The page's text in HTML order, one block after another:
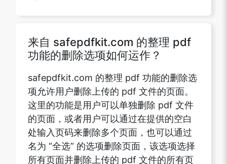
来自 safepdfkit.com 的整理 pdf
功能的删除选项如何运作？
safepdfkit.com 的整理 pdf 功能的删除选
项允许用户删除上传的 pdf 文件的页面。
这里的功能是用户可以单独删除 pdf 文件
的页面，或者用户可以通过在提供的空白
处输入页码来删除多个页面，也可以通过
名为 “全选” 的选项删除页面，该选项选择
所有页面并删除上传的 pdf 文件的所有页